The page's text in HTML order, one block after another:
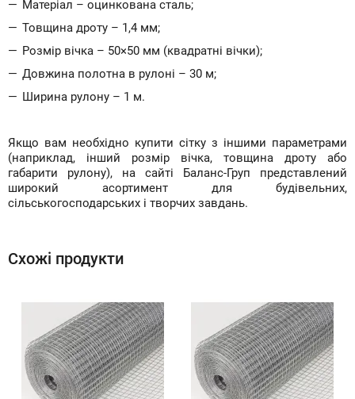
Матеріал – оцинкована сталь;
Товщина дроту – 1,4 мм;
Розмір вічка – 50×50 мм (квадратні вічки);
Довжина полотна в рулоні – 30 м;
Ширина рулону – 1 м.
Якщо вам необхідно купити сітку з іншими параметрами
(наприклад, інший розмір вічка, товщина дроту або
габарити рулону), на сайті Баланс-Груп представлений
широкий асортимент для будівельних,
сільськогосподарських і творчих завдань.
Схожі продукти